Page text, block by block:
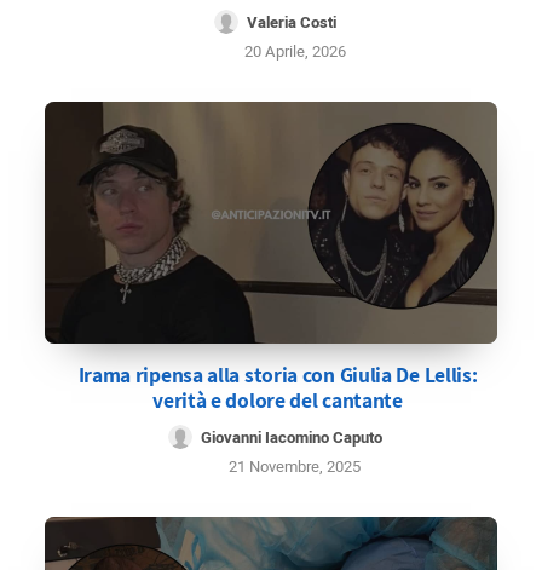
Valeria Costi
20 Aprile, 2026
Irama ripensa alla storia con Giulia De Lellis:
verità e dolore del cantante
Giovanni Iacomino Caputo
21 Novembre, 2025